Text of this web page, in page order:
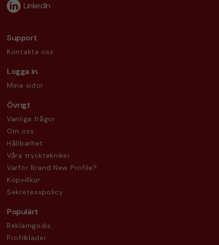
LinkedIn
Support
Kontakta oss
Logga in
Mina sidor
Övrigt
Vanliga frågor
Om oss
Hållbarhet
Våra trycktekniker
Varför Brand New Profile?
Köpvillkor
Sekretesspolicy
Populärt
Reklamgodis
Profilkläder